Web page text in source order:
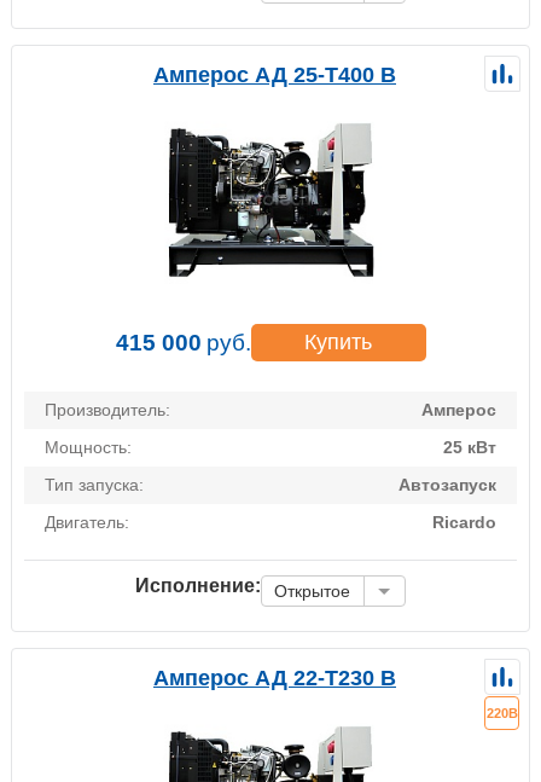
Амперос АД 25-Т400 B
415 000 руб. Купить
Производитель:
Амперос
Мощность:
25 кВт
Тип запуска:
Автозапуск
Двигатель:
Ricardo
Исполнение: Открытое
Амперос АД 22-Т230 B
220В